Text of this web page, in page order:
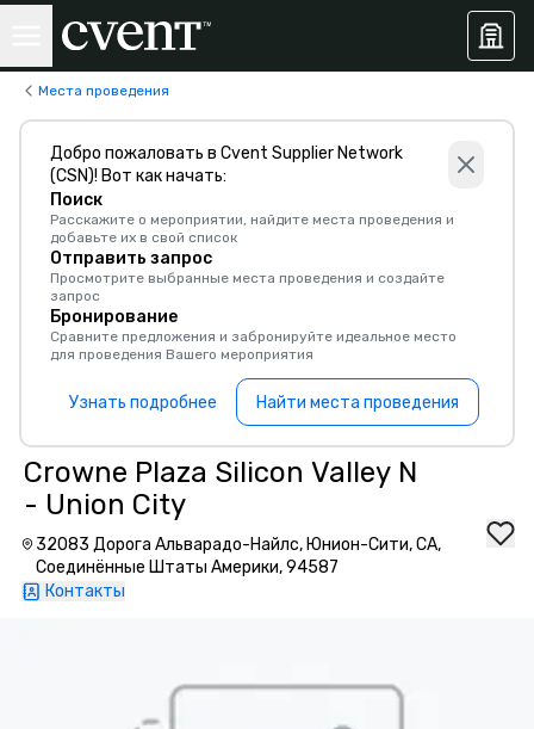
Места проведения
Добро пожаловать в Cvent Supplier Network
(CSN)! Вот как начать:
Поиск
Расскажите о мероприятии, найдите места проведения и
добавьте их в свой список
Отправить запрос
Просмотрите выбранные места проведения и создайте
запрос
Бронирование
Сравните предложения и забронируйте идеальное место
для проведения Вашего мероприятия
Узнать подробнее Найти места проведения
Crowne Plaza Silicon Valley N
- Union City
32083 Дорога Альварадо-Найлс, Юнион-Сити, CA,
Соединённые Штаты Америки, 94587
Контакты